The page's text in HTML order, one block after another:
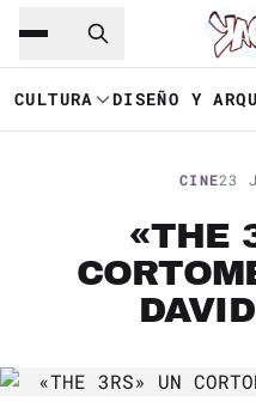
Saltar al contenido
CULTURA DISEÑO Y
CINE23
«THE